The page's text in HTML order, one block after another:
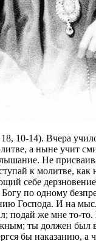
10-14). Вчера
а ныне учит
Не
к молитве, как
себе дерзновение
по одному
Господа. И на
подай же мне то-
ты должен был
бы наказанию, а